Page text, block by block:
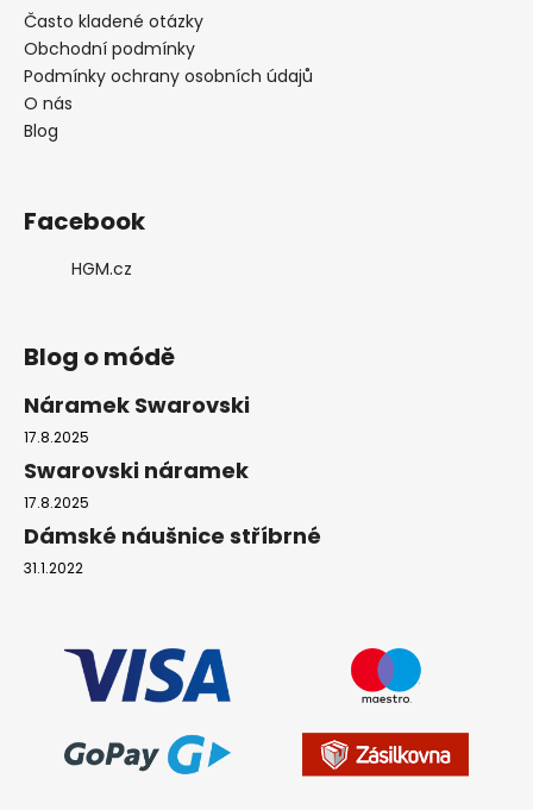
Často kladené otázky
Obchodní podmínky
Podmínky ochrany osobních údajů
O nás
Blog
Facebook
HGM.cz
Blog o módě
Náramek Swarovski
17.8.2025
Swarovski náramek
17.8.2025
Dámské náušnice stříbrné
31.1.2022